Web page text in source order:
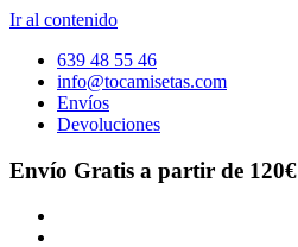
Ir al contenido
639 48 55 46
info@tocamisetas.com
Envíos
Devoluciones
Envío Gratis a partir de 120€